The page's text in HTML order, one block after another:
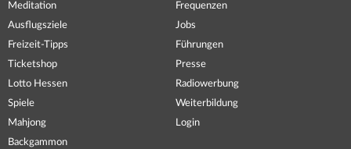
Meditation
Ausflugsziele
Freizeit-Tipps
Ticketshop
Lotto Hessen
Spiele
Mahjong
Backgammon
Frequenzen
Jobs
Führungen
Presse
Radiowerbung
Weiterbildung
Login